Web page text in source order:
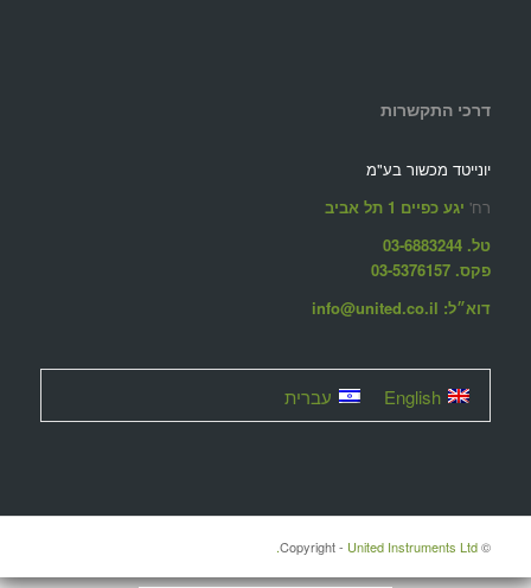
דרכי התקשרות
יונייטד מכשור בע"מ
רח' יגע כפיים 1 תל אביב
טל. 03-6883244
פקס. 03-5376157
דוא״ל: info@united.co.il
English עברית
© ‫Copyright -
United Instruments Ltd.